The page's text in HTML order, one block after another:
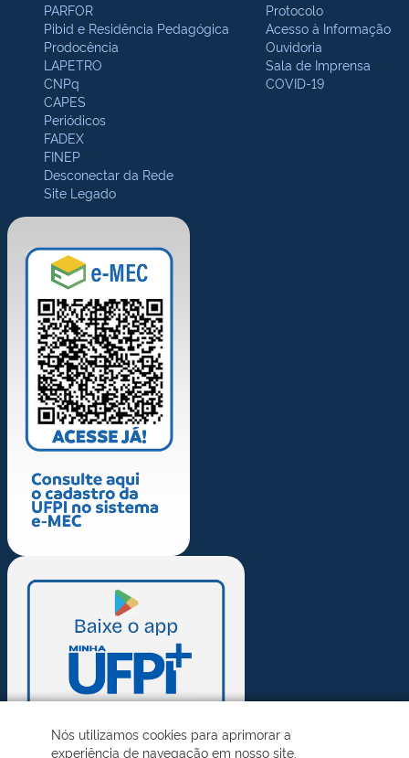
PARFOR
Pibid e Residência Pedagógica
Prodocência
LAPETRO
CNPq
CAPES
Periódicos
FADEX
FINEP
Desconectar da Rede
Site Legado
Protocolo
Acesso à Informação
Ouvidoria
Sala de Imprensa
COVID-19
Nós utilizamos cookies para aprimorar a
experiência de navegação em nosso site.